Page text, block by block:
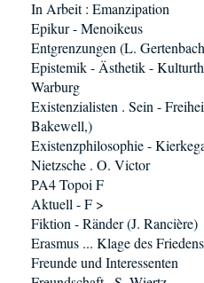
In Arbeit : Emanzipation
Epikur - Menoikeus
Entgrenzungen (L.
Epistemik - Ästhetik -
Warburg
Existenzialisten . Sein -
Bakewell,)
Existenzphilosophie -
Nietzsche . O. Victor
PA4 Topoi F
Aktuell - F >
Fiktion - Ränder (J. Rancière)
Erasmus ... Klage des Friedens
Freunde und Interessenten